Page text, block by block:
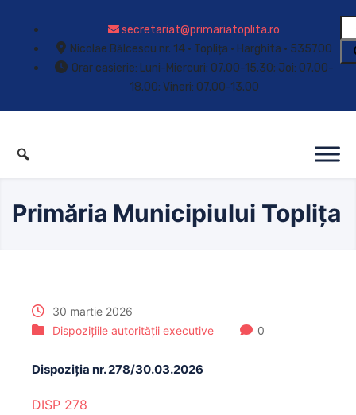
secretariat@primariatoplita.ro
Nicolae Bălcescu nr. 14 • Toplița • Harghita • 535700
Orar casierie: Luni-Miercuri: 07.00-15.30; Joi: 07.00-
18.00; Vineri: 07.00-13.00
Primăria Municipiului Toplița
30 martie 2026
Dispozițiile autorității executive
0
Dispoziția nr. 278/30.03.2026
DISP 278